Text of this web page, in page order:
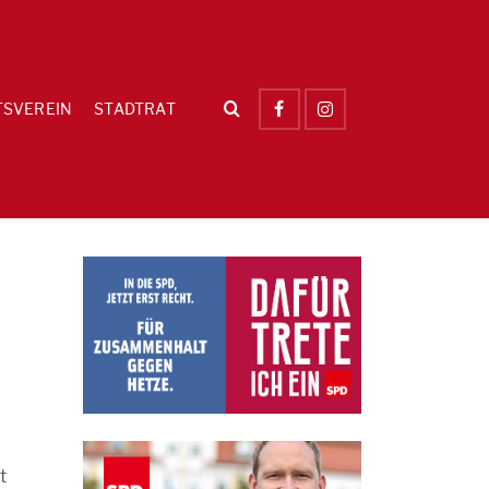
STADTRAT